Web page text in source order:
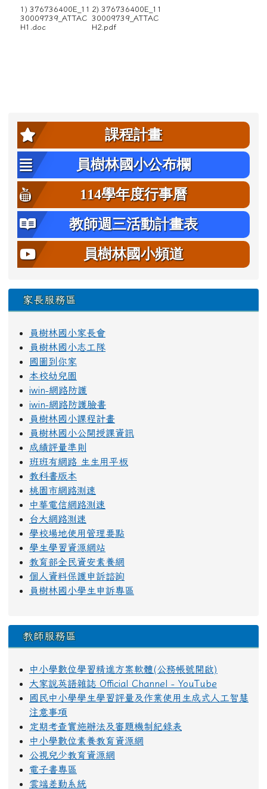
1) 376736400E_11
30009739_ATTAC
H1.doc
2) 376736400E_11
30009739_ATTAC
H2.pdf
左邊區域內容
課程計畫
員樹林國小公布欄
114學年度行事曆
教師週三活動計畫表
員樹林國小頻道
家長服務區
員樹林國小家長會
員樹林國小志工隊
國圖到你家
本校幼兒園
iwin-網路防護
iwin-網路防護臉書
員樹林國小課程計畫
員樹林國小公開授課資訊
成績評量準則
班班有網路 生生用平板
教科書版本
桃園市網路測速
中華電信網路測速
台大網路測速
學校場地使用管理要點
學生學習資源網站
教育部全民資安素養網
個人資料保護申訴諮詢
員樹林國小學生申訴專區
教師服務區
中小學數位學習精進方案軟體(公務帳號開啟)
大家說英語雜誌 Official Channel - YouTube
國民中小學學生學習評量及作業使用生成式人工智慧
注意事項
定期考查實施辦法及審題機制紀錄表
中小學數位素養教育資源網
公視兒少教育資源網
電子書專區
雲端差勤系統